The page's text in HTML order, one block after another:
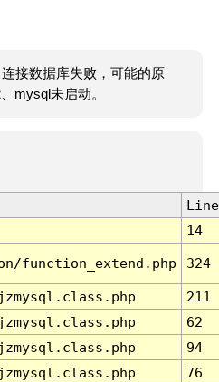
接数据库失败，可能的原
mysql未启动。
Line
14
function_extend.php 324
211
62
94
76